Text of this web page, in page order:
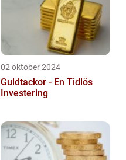
02 oktober 2024
Guldtackor - En Tidlös
Investering